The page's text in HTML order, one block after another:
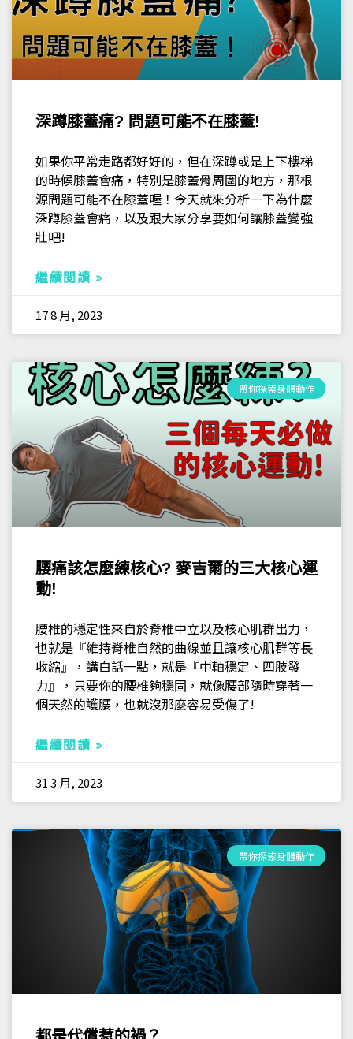
深蹲膝蓋痛? 問題可能不在膝蓋!
如果你平常走路都好好的，但在深蹲或是上下樓梯
的時候膝蓋會痛，特別是膝蓋骨周圍的地方，那根
源問題可能不在膝蓋喔！今天就來分析一下為什麼
深蹲膝蓋會痛，以及跟大家分享要如何讓膝蓋變強
壯吧!
繼續閱讀 »
17 8 月, 2023
帶你探索身體動作
腰痛該怎麼練核心? 麥吉爾的三大核心運
動!
腰椎的穩定性來自於脊椎中立以及核心肌群出力，
也就是『維持脊椎自然的曲線並且讓核心肌群等長
收縮』，講白話一點，就是『中軸穩定、四肢發
力』，只要你的腰椎夠穩固，就像腰部隨時穿著一
個天然的護腰，也就沒那麼容易受傷了!
繼續閱讀 »
31 3 月, 2023
帶你探索身體動作